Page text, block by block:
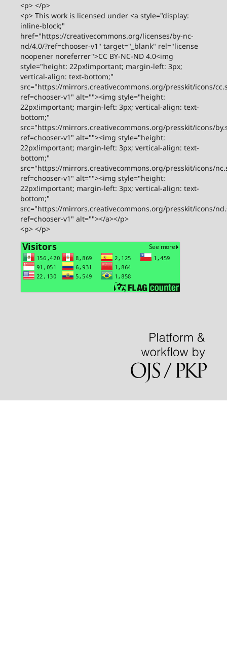
<p> </p>
<p> This work is licensed under <a style="display:
inline-block;"
href="https://creativecommons.org/licenses/by-nc-
nd/4.0/?ref=chooser-v1" target="_blank" rel="license
noopener noreferrer">CC BY-NC-ND 4.0<img
style="height: 22px!important; margin-left: 3px;
vertical-align: text-bottom;"
src="https://mirrors.creativecommons.org/presskit/icons/
ref=chooser-v1" alt=""><img style="height:
22px!important; margin-left: 3px; vertical-align: text-
bottom;"
src="https://mirrors.creativecommons.org/presskit/icons/
ref=chooser-v1" alt=""><img style="height:
22px!important; margin-left: 3px; vertical-align: text-
bottom;"
src="https://mirrors.creativecommons.org/presskit/icons/
ref=chooser-v1" alt=""><img style="height:
22px!important; margin-left: 3px; vertical-align: text-
bottom;"
src="https://mirrors.creativecommons.org/presskit/icons/
ref=chooser-v1" alt=""></a></p>
<p> </p>